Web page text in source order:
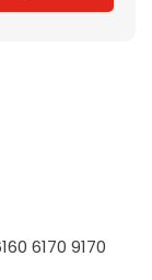
6170 9170